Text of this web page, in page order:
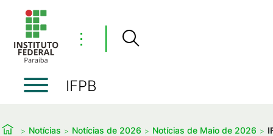
⋮
IFPB
Notícias Notícias de 2026 Notícias de Maio de 2026